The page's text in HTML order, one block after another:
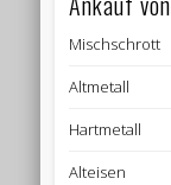
Mischschrott
Altmetall
Hartmetall
Alteisen